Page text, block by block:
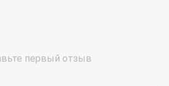
первый отзыв